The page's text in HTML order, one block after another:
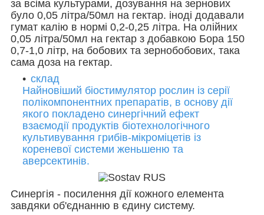
за всіма культурами, дозування на зернових
було 0,05 літра/50мл на гектар. іноді додавали
гумат калію в нормі 0,2-0,25 літра. На олійних
0,05 літра/50мл на гектар з добавкою Бора 150
0,7-1,0 літр, на бобових та зернобобових, така
сама доза на гектар.
склад
Найновіший біостимулятор рослин із серії
полікомпонентних препаратів, в основу дії
якого покладено синергічний ефект
взаємодії продуктів біотехнологічного
культивування грибів-мікроміцетів із
кореневої системи женьшеню та
аверсектинів.
Синергія - посилення дії кожного елемента
завдяки об'єднанню в єдину систему.